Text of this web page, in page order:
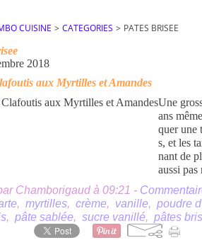
CUISINE > CATEGORIES > PATES BRISEE
2018
aux Myrtilles et Amandes
Une
ans
quer une
s, et les
nant de
aussi pas
Chamborigaud à 09:21 -
, myrtilles, crème, vanille, poudre
, pâte sablée, sucre vanillé, pâtes